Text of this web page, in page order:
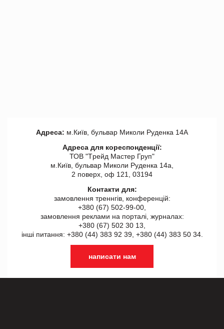
Адреса: м.Київ, бульвар Миколи Руденка 14А
Адреса для кореспонденції:
ТОВ "Tрейд Мастер Груп"
м.Київ, бульвар Миколи Руденка 14а,
2 поверх, оф 121, 03194
Контакти для:
замовлення треннгів, конференцій:
+380 (67) 502-99-00,
замовлення реклами на порталі, журналах:
+380 (67) 502 30 13,
інші питання: +380 (44) 383 92 39, +380 (44) 383 50 34.
написати нам